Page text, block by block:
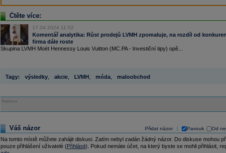
Čtěte více:
17.04.2024 11:52
Komentář analytika: Růst prodejů LVMH zpomaluje, na rozdíl od
firma dále roste
Skupina LVMH Moët Hennessy Louis Vuitton (MC.PA - Investiční tipy) opě...
Tagy: výsledky, akcie, LVMH, móda, maloobchod
Reklama
Přidat názor Pavouk Od
Váš názor
Na tomto místě můžete zahájit diskusi. Zatím nebyl zadán žádný názor. Do diskuse mohou
pouze přihlášení uživatelé (Přihlásit). Pokud nemáte účet, na který byste se mohli přihlásit,